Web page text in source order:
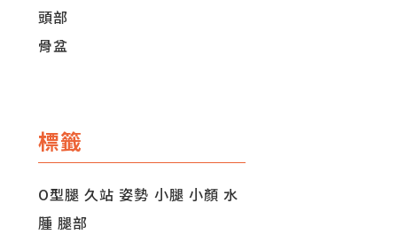
頭部
骨盆
標籤
O型腿 久站 姿勢 小腿 小顏 水
腫 腿部